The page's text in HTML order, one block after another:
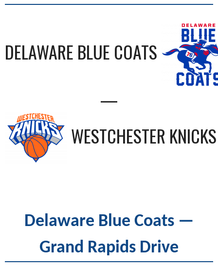
DELAWARE BLUE COATS
—
WESTCHESTER KNICKS
Delaware Blue Coats —
Grand Rapids Drive